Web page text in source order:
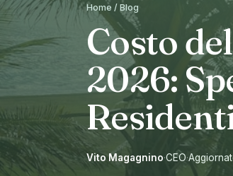
Home / Blog
Costo
2026:
Vito Magagnino·CEO·